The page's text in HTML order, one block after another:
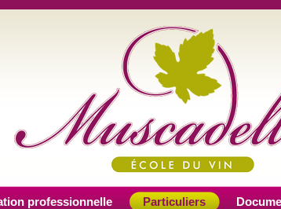
professionnelle Particuliers